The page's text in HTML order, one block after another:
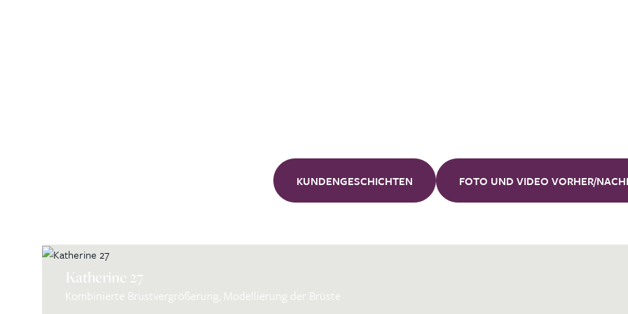
KUNDENGESCHICHTEN FOTO UND VIDEO VORHER/
Katherine 27
Kombinierte Brustvergrößerung, Modellierung der Brüste